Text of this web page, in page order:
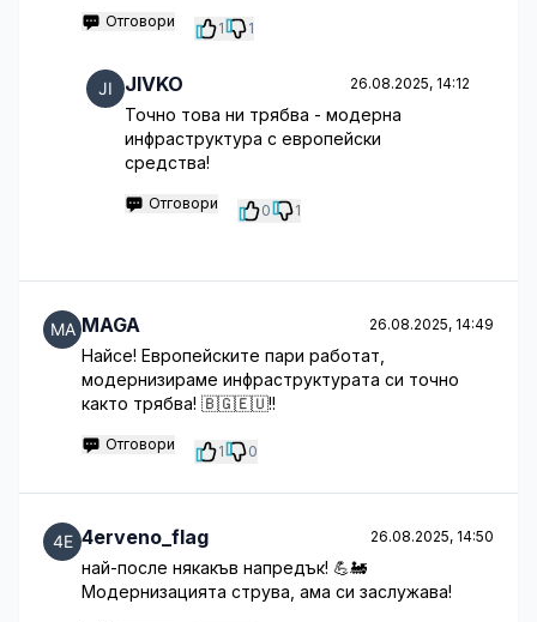
Отговори 1 1
JIVKO 26.08.2025, 14:12
Точно това ни трябва - модерна
инфраструктура с европейски
средства!
Отговори 0 1
MAGA 26.08.2025, 14:49
Найсе! Европейските пари работат,
модернизираме инфраструктурата си точно
както трябва! 🇧🇬🇪🇺!!
Отговори 1 0
4erveno_flag 26.08.2025, 14:50
най-после някакъв напредък! 💪🚂
Модернизацията струва, ама си заслужава!